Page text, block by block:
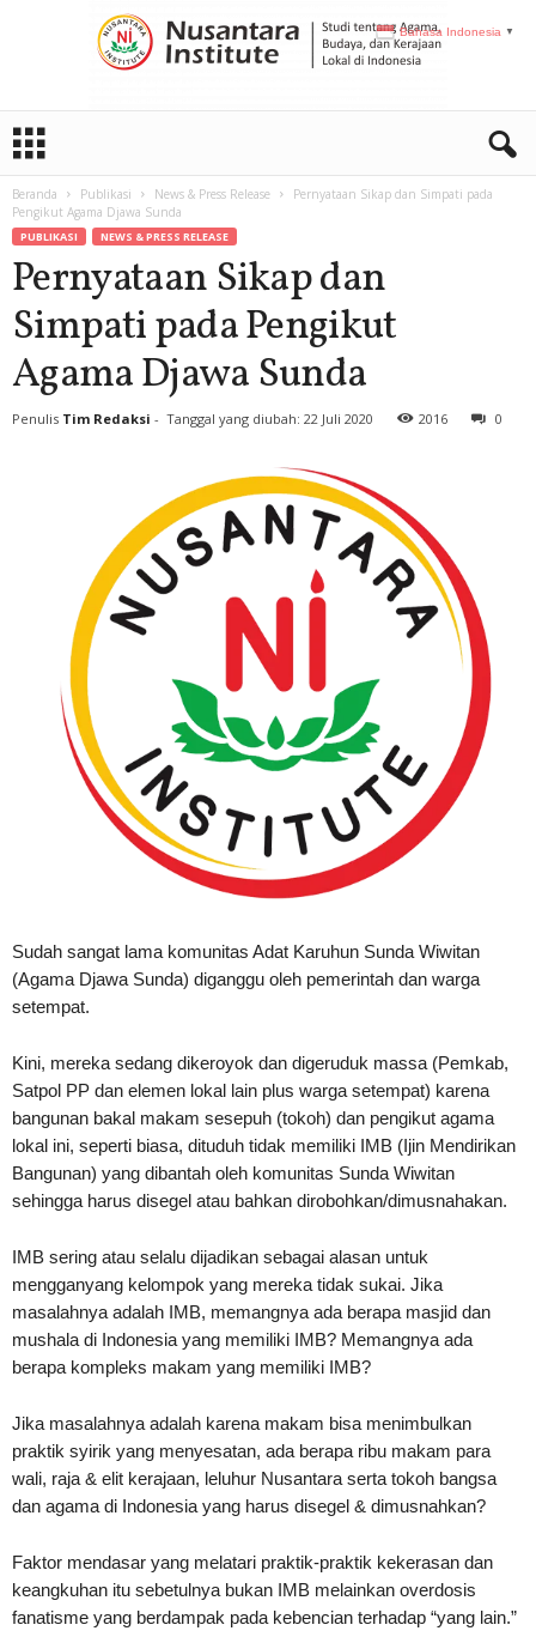
Beranda Publikasi News & Press Release
Pernyataan Sikap dan Simpati pada
Pengikut Agama Djawa Sunda
PUBLIKASI NEWS & PRESS RELEASE
Pernyataan Sikap dan
Simpati pada Pengikut
Agama Djawa Sunda
Penulis Tim Redaksi - Tanggal yang diubah: 22 Juli 2020 2016 0
Sudah sangat lama komunitas Adat Karuhun Sunda Wiwitan
(Agama Djawa Sunda) diganggu oleh pemerintah dan warga
setempat.
Kini, mereka sedang dikeroyok dan digeruduk massa (Pemkab,
Satpol PP dan elemen lokal lain plus warga setempat) karena
bangunan bakal makam sesepuh (tokoh) dan pengikut agama
lokal ini, seperti biasa, dituduh tidak memiliki IMB (Ijin Mendirikan
Bangunan) yang dibantah oleh komunitas Sunda Wiwitan
sehingga harus disegel atau bahkan dirobohkan/dimusnahakan.
IMB sering atau selalu dijadikan sebagai alasan untuk
mengganyang kelompok yang mereka tidak sukai. Jika
masalahnya adalah IMB, memangnya ada berapa masjid dan
mushala di Indonesia yang memiliki IMB? Memangnya ada
berapa kompleks makam yang memiliki IMB?
Jika masalahnya adalah karena makam bisa menimbulkan
praktik syirik yang menyesatan, ada berapa ribu makam para
wali, raja & elit kerajaan, leluhur Nusantara serta tokoh bangsa
dan agama di Indonesia yang harus disegel & dimusnahkan?
Faktor mendasar yang melatari praktik-praktik kekerasan dan
keangkuhan itu sebetulnya bukan IMB melainkan overdosis
fanatisme yang berdampak pada kebencian terhadap “yang lain.”
Bahasa Indonesia ▼